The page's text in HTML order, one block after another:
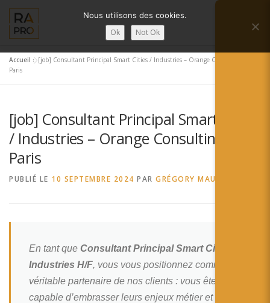
contenu
Menu
LA RÉALITÉ AUGMENTÉE ?
SERVICES RA’PRO ACTUALITÉ DE LA RA
CONTACTS
Deutsch
日本語
Accueil »[job] Consultant Principal Smart Cities / Industries – Orange Consulting –
Paris
[job] Consultant Principal Smart Cities
/ Industries – Orange Consulting –
Paris
PUBLIÉ LE 10 SEPTEMBRE 2024 PAR GRÉGORY MAUBON
En tant que Consultant Principal Smart Cities /
Industries H/F, vous vous positionnez comme un
véritable partenaire de nos clients : vous êtes
capable d’embrasser leurs enjeux métier et de
Nous utilisons des cookies.
Ok Not Ok